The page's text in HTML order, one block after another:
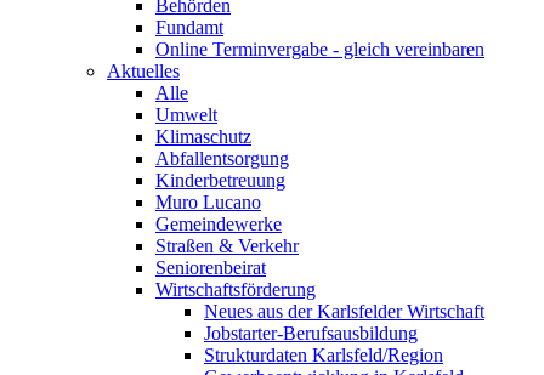
Behörden
Fundamt
Online Terminvergabe - gleich vereinbaren
Aktuelles
Alle
Umwelt
Klimaschutz
Abfallentsorgung
Kinderbetreuung
Muro Lucano
Gemeindewerke
Straßen & Verkehr
Seniorenbeirat
Wirtschaftsförderung
Neues aus der Karlsfelder Wirtschaft
Jobstarter-Berufsausbildung
Strukturdaten Karlsfeld/Region